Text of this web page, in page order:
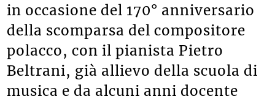
in occasione del 170° anniversario
della scomparsa del compositore
polacco, con il pianista Pietro
Beltrani, già allievo della scuola di
musica e da alcuni anni docente